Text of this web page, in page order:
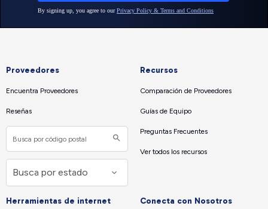
Proveedores
Encuentra Proveedores
Reseñas
Recursos
Comparación de Proveedores
Guías de Equipo
Preguntas Frecuentes
Ver todos los recursos
Herramientas de internet Conecta con Nosotros